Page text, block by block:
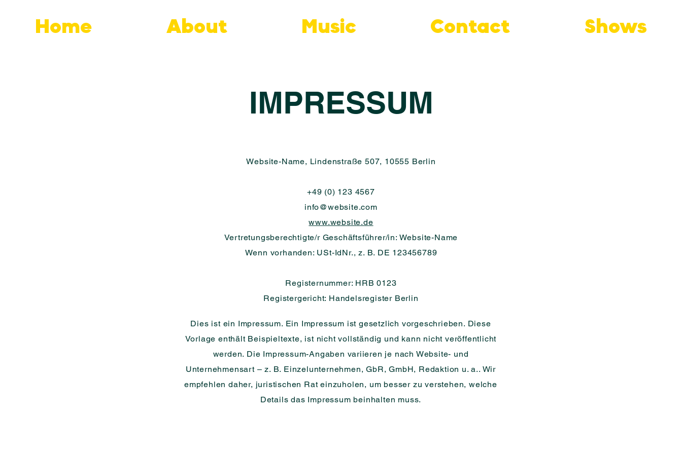
Home About Music Contact Shows
IMPRESSUM
Website-Name, Lindenstraße 507, 10555 Berlin
+49 (0) 123 4567
info@website.com
www.website.de
Vertretungsberechtigte/r Geschäftsführer/in: Website-Name
Wenn vorhanden: USt-IdNr., z. B. DE 123456789
Registernummer: HRB 0123
Registergericht: Handelsregister Berlin
Dies ist ein Impressum. Ein Impressum ist gesetzlich vorgeschrieben. Diese
Vorlage enthält Beispieltexte, ist nicht vollständig und kann nicht veröffentlicht
werden. Die Impressum-Angaben variieren je nach Website- und
Unternehmensart – z. B. Einzelunternehmen, GbR, GmbH, Redaktion u. a.. Wir
empfehlen daher, juristischen Rat einzuholen, um besser zu verstehen, welche
Details das Impressum beinhalten muss.